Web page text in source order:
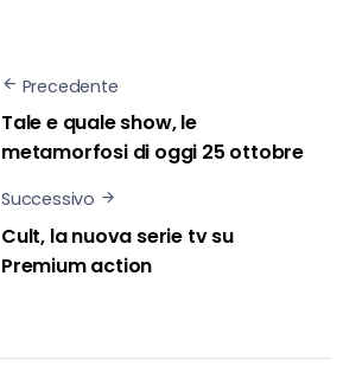
Precedente
Tale e quale show, le
metamorfosi di oggi 25 ottobre
Successivo
Cult, la nuova serie tv su
Premium action